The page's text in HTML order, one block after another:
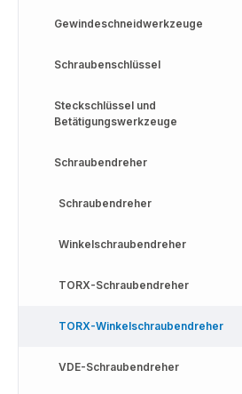
Gewindeschneidwerkzeuge
Schraubenschlüssel
Steckschlüssel und
Betätigungswerkzeuge
Schraubendreher
Schraubendreher
Winkelschraubendreher
TORX-Schraubendreher
TORX-Winkelschraubendreher
VDE-Schraubendreher